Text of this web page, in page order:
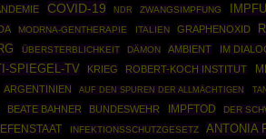
COVID-19 NDR ZWANGSIMPFUNG
MODRNA-GENTHERAPIE ITALIEN GRAPHENOXID
ÜBERSTERBLICHKEIT DÄMON AMBIENT IM
SPIEGEL-TV KRIEG ROBERT-KOCH INSTITUT
ARGENTINIEN AUF DEN SPUREN DER ALLMÄCHTIGEN
BEATE BAHNER BUNDESWEHR IMPFTOD
DER
INFEKTIONSSCHUTZGESETZ ANTONIA